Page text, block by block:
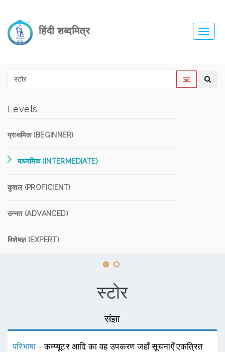
हिंदी शब्दमित्र
Levels
प्राथमिक (BEGINNER)
माध्यमिक (INTERMEDIATE)
कुशल (PROFICIENT)
उन्नत (ADVANCED)
विशेषज्ञ (EXPERT)
स्टोर
संज्ञा
परिभाषा -कम्प्यूटर आदि का वह उपकरण जहाँ सूचनाएँ एकत्रित